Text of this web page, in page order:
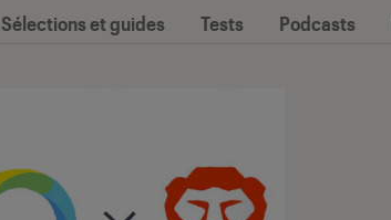
Sélections et guides Tests Podcasts